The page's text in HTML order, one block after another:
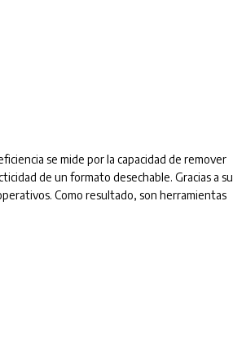
se mide por la capacidad de remover
de un formato desechable. Gracias a su
Como resultado, son herramientas